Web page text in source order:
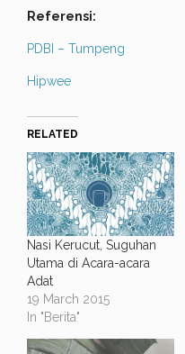
Referensi:
PDBI – Tumpeng
Hipwee
RELATED
Nasi Kerucut, Suguhan
Utama di Acara-acara
Adat
19 March 2015
In "Berita"